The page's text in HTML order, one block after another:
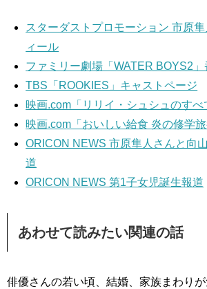
スターダストプロモーション 市原
ィール
ファミリー劇場「WATER BOYS2」
TBS「ROOKIES」キャストページ
映画.com「リリイ・シュシュのすべ
映画.com「おいしい給食 炎の修学
ORICON NEWS 市原隼人さんと向
道
ORICON NEWS 第1子女児誕生報道
あわせて読みたい関連の話
俳優さんの若い頃、結婚、家族まわり